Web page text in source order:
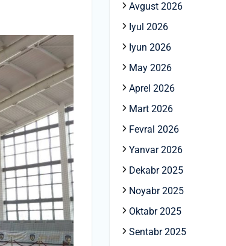
Avgust 2026
Iyul 2026
Iyun 2026
May 2026
Aprel 2026
Mart 2026
Fevral 2026
Yanvar 2026
Dekabr 2025
Noyabr 2025
Oktabr 2025
Sentabr 2025